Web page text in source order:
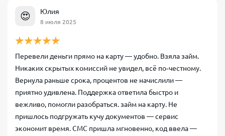
😍 Юлия
8 июля 2025
Перевели деньги прямо на карту — удобно. Взяла займ.
Никаких скрытых комиссий не увидел, всё по‑честному.
Вернула раньше срока, процентов не начислили —
приятно удивлена. Поддержка ответила быстро и
вежливо, помогли разобраться. займ на карту. Не
пришлось подгружать кучу документов — сервис
экономит время. СМС пришла мгновенно, код ввела —